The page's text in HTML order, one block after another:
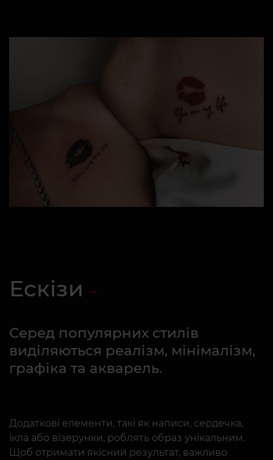
Ескізи
Серед популярних стилів
виділяються реалізм, мінімалізм,
графіка та акварель.
Додаткові елементи, такі як написи, сердечка,
ікла або візерунки, роблять образ унікальним.
Щоб отримати якісний результат, важливо